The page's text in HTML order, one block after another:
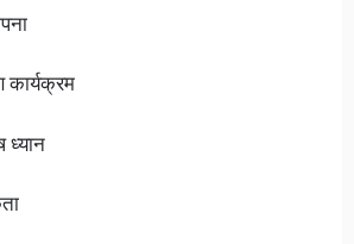
कार्यक्रम
ध्यान